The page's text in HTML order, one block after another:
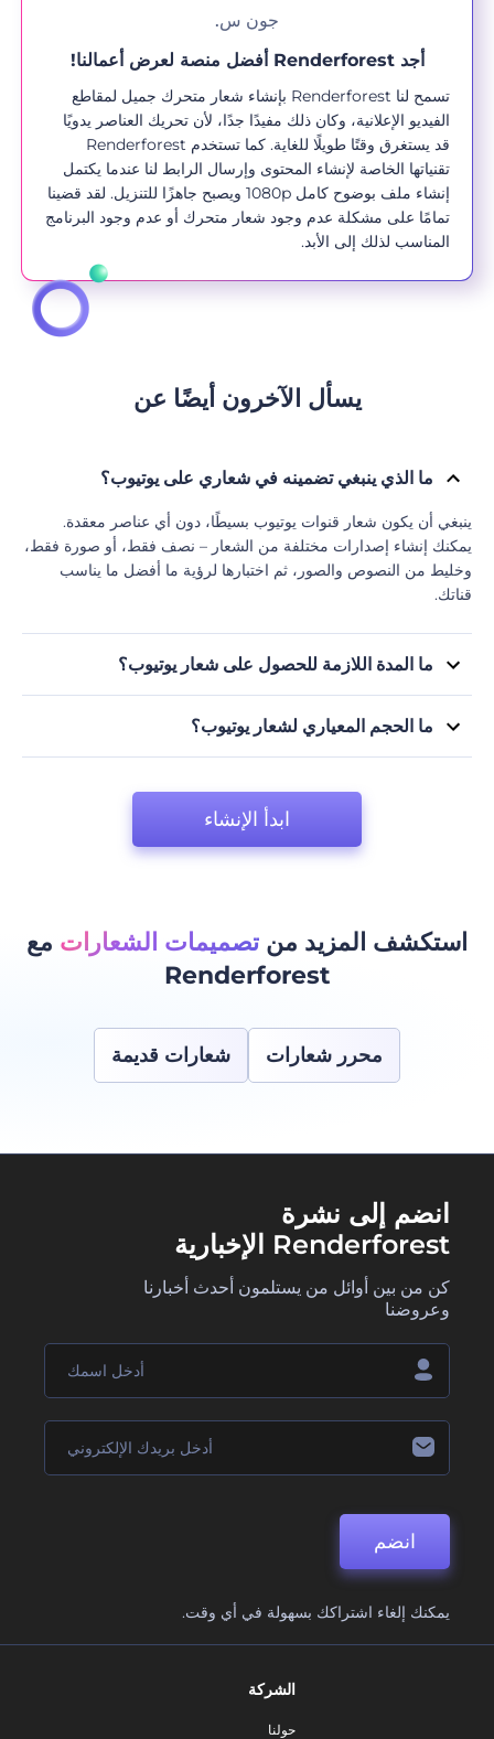
جون س.
أجد Renderforest أفضل منصة لعرض أعمالنا!
تسمح لنا Renderforest بإنشاء شعار متحرك جميل لمقاطع
الفيديو الإعلانية، وكان ذلك مفيدًا جدًا، لأن تحريك العناصر يدويًا
قد يستغرق وقتًا طويلًا للغاية. كما تستخدم Renderforest
تقنياتها الخاصة لإنشاء المحتوى وإرسال الرابط لنا عندما يكتمل
إنشاء ملف بوضوح كامل 1080p ويصبح جاهزًا للتنزيل. لقد قضينا
تمامًا على مشكلة عدم وجود شعار متحرك أو عدم وجود البرنامج
المناسب لذلك إلى الأبد.
يسأل الآخرون أيضًا عن
ما الذي ينبغي تضمينه في شعاري على يوتيوب؟
ينبغي أن يكون شعار قنوات يوتيوب بسيطًا، دون أي عناصر معقدة.
يمكنك إنشاء إصدارات مختلفة من الشعار – نصف فقط، أو صورة فقط،
وخليط من النصوص والصور، ثم اختبارها لرؤية ما أفضل ما يناسب
قناتك.
ما المدة اللازمة للحصول على شعار يوتيوب؟
يعتمد ذلك عادة على شعار يوتيوب الذي تقوم بإنشائه لقناتك. بعض أدوات
إنشاء الشعارات مثل Renderforest ستسمح لك بإنشاء شعار في
دقائق قليلة باتباع تعليماتها البسيطة.
ما الحجم المعياري لشعار يوتيوب؟
ننصح باختيار لوحة مربعة 1:1 لشعار عالي الجودة. لكن يمكنك دائمًا تغيير
ابدأ الإنشاء
استكشف المزيد من تصميمات الشعارات مع
Renderforest
محرر شعارات شعارات قديمة
انضم إلى نشرة
Renderforest الإخبارية
كن من بين أوائل من يستلمون أحدث أخبارنا
وعروضنا
انضم
يمكنك إلغاء اشتراكك بسهولة في أي وقت.
الشركة
حولنا